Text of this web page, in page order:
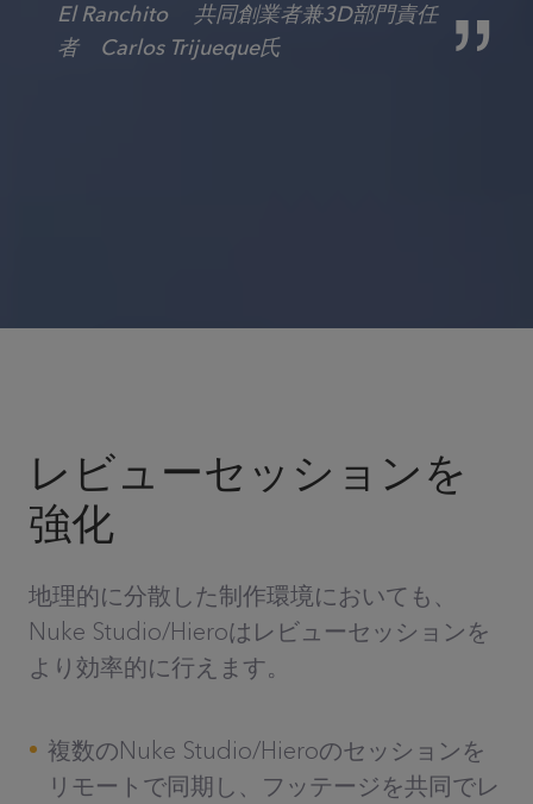
El Ranchito 共同創業者兼3D部門責任
者 Carlos Trijueque氏
レビューセッションを
強化
地理的に分散した制作環境においても、
Nuke Studio/Hieroはレビューセッションを
より効率的に行えます。
複数のNuke Studio/Hieroのセッションを
リモートで同期し、フッテージを共同でレ